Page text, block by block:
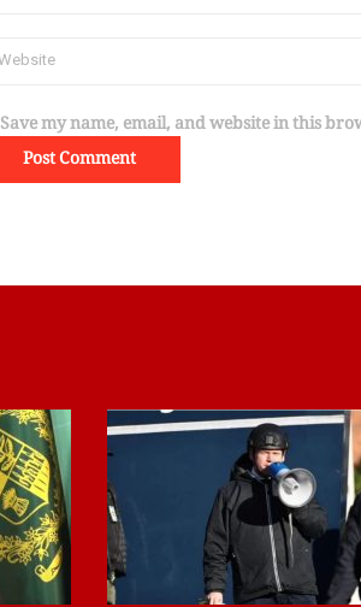
Save my name, email, and website in this